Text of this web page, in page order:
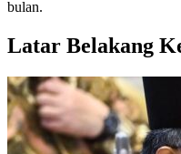
bulan.
Latar Belakang